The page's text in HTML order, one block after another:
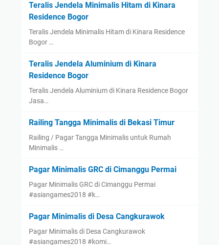
Teralis Jendela Minimalis Hitam di Kinara
Residence Bogor
Teralis Jendela Minimalis Hitam di Kinara Residence
Bogor …
Teralis Jendela Aluminium di Kinara
Residence Bogor
Teralis Jendela Aluminium di Kinara Residence Bogor
Jasa…
Railing Tangga Minimalis di Bekasi Timur
Railing / Pagar Tangga Minimalis untuk Rumah
Minimalis …
Pagar Minimalis GRC di Cimanggu Permai
Pagar Minimalis GRC di Cimanggu Permai
#asiangames2018 #k…
Pagar Minimalis di Desa Cangkurawok
Pagar Minimalis di Desa Cangkurawok
#asiangames2018 #komi…